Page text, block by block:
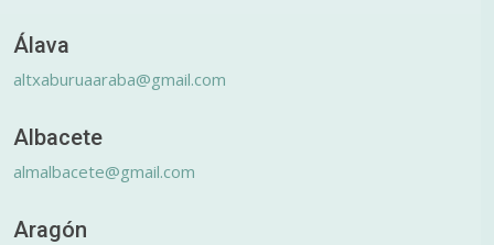
Álava
altxaburuaaraba@gmail.com
Albacete
almalbacete@gmail.com
Aragón